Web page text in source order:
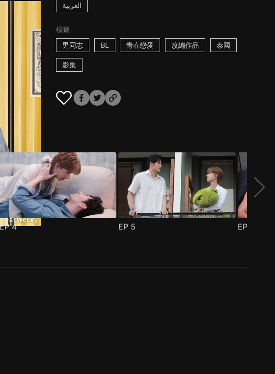
العربية
標籤
男同志
BL 青春戀愛 改編作品 泰國
影集
EP4 EP 5 EP